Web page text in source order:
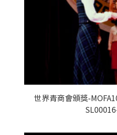
世界青商會頒獎-